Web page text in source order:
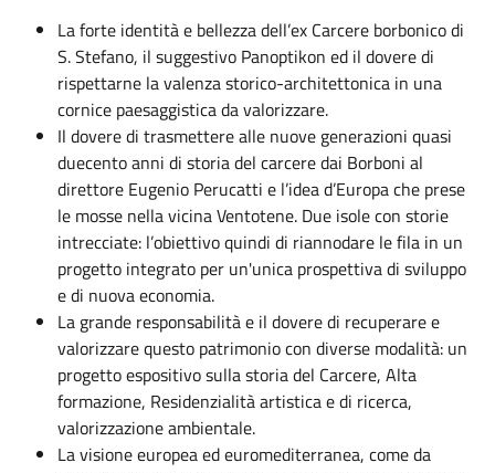
La forte identità e bellezza dell’ex Carcere borbonico di
S. Stefano, il suggestivo Panoptikon ed il dovere di
rispettarne la valenza storico-architettonica in una
cornice paesaggistica da valorizzare.
Il dovere di trasmettere alle nuove generazioni quasi
duecento anni di storia del carcere dai Borboni al
direttore Eugenio Perucatti e l’idea d’Europa che prese
le mosse nella vicina Ventotene. Due isole con storie
intrecciate: l’obiettivo quindi di riannodare le fila in un
progetto integrato per un'unica prospettiva di sviluppo
e di nuova economia.
La grande responsabilità e il dovere di recuperare e
valorizzare questo patrimonio con diverse modalità: un
progetto espositivo sulla storia del Carcere, Alta
formazione, Residenzialità artistica e di ricerca,
valorizzazione ambientale.
La visione europea ed euromediterranea, come da